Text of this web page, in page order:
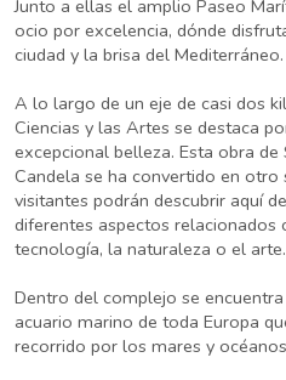
Junto a ellas el amplio Paseo
ocio por excelencia, dónde
ciudad y la brisa del Mediterráneo.
A lo largo de un eje de casi dos
Ciencias y las Artes se destaca
excepcional belleza. Esta obra
Candela se ha convertido en otro
visitantes podrán descubrir aquí
diferentes aspectos relacionados
tecnología, la naturaleza o el arte.
Dentro del complejo se
acuario marino de toda Europa
recorrido por los mares y